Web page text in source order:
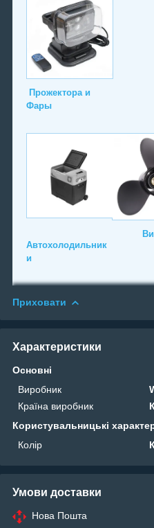
Прожектора и
Фары
Автохолодильник
и
Приховати
Характеристики
Основні
Виробник
Країна виробник
Користувальницькі
Колір
Умови доставки
Нова Пошта